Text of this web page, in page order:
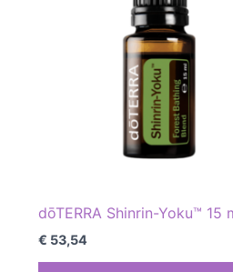
dōTERRA Shinrin-Yoku™ 15
€ 53,54